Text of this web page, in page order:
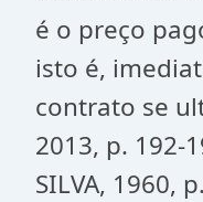
é o preço
isto é,
contrato se
2013, p. 192-
SILVA, 1960,